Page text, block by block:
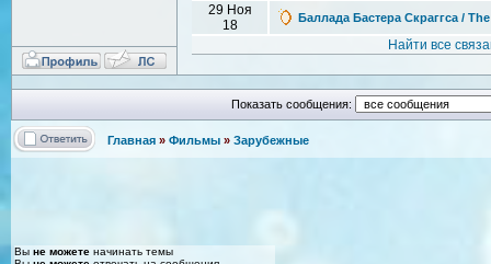
29 Ноя
18
Баллада Бастера Скраггса /
Найти все
Показать сообщения:
Главная » Фильмы » Зарубежные
Вы не можете начинать темы